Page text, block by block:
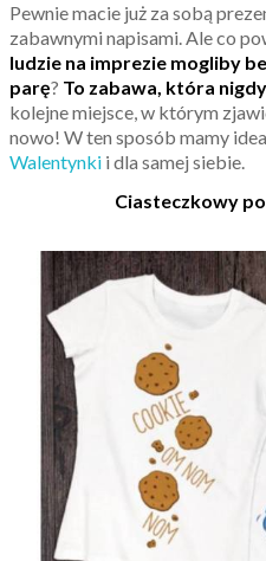
Pewnie macie już za sobą
zabawnymi napisami. Ale co
ludzie na imprezie mogliby
parę? To zabawa, która
kolejne miejsce, w którym
nowo! W ten sposób mamy
Walentynki i dla samej siebie.
Ciasteczkowy